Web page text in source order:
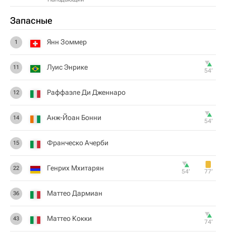
Запасные
1 Янн Зоммер
11 Луис Энрике 54‎’‎
12 Раффаэле Ди Дженнаро
14 Анж-Йоан Бонни 54‎’‎
15 Франческо Ачерби
22 Генрих Мхитарян 54‎’‎ 77‎’‎
36 Маттео Дармиан
43 Маттео Кокки 74‎’‎